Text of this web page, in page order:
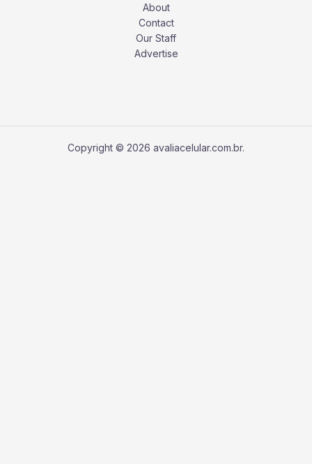
About
Contact
Our Staff
Advertise
Copyright © 2026 avaliacelular.com.br.